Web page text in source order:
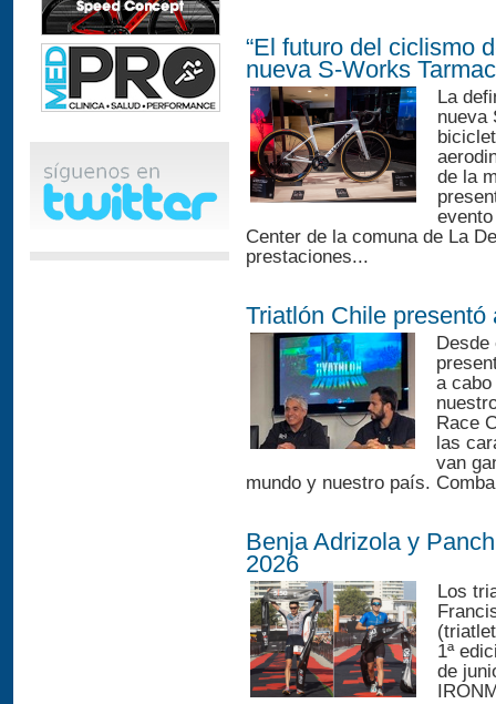
“El futuro del ciclismo
nueva S-Works
La
nueva
de la
Center de la comuna de La
prestaciones...
Triatlón Chile
Desde
a
Race
las
van
mundo y nuestro país.
Benja Adrizola y
2026
Los
1ª
de